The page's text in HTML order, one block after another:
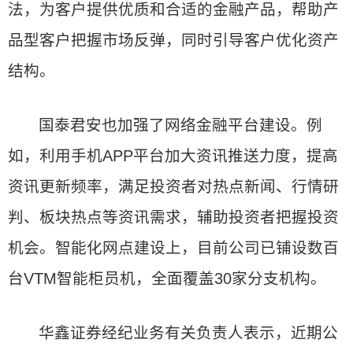
法，为客户提供优质和合适的金融产品，帮助产
品型客户把握市场反弹，同时引导客户优化资产
结构。
国泰君安也加强了网络金融平台建设。例
如，利用手机APP平台加大资讯推送力度，提高
资讯更新频率，满足投资者对热点新闻、行情研
判、板块热点等资讯需求，辅助投资者把握投资
机会。智能化网点建设上，目前公司已铺设数百
台VTM智能柜员机，全面覆盖30家分支机构。
华鑫证券经纪业务有关负责人表示，近期公